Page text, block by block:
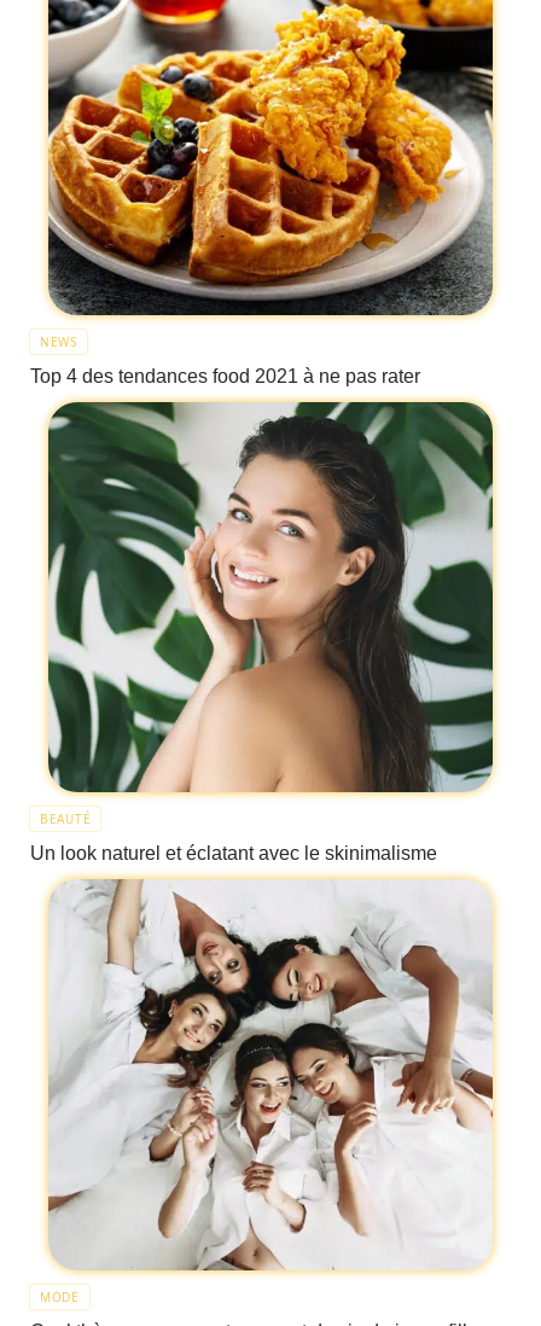
NEWS
Top 4 des tendances food 2021 à ne pas rater
BEAUTÉ
Un look naturel et éclatant avec le skinimalisme
MODE